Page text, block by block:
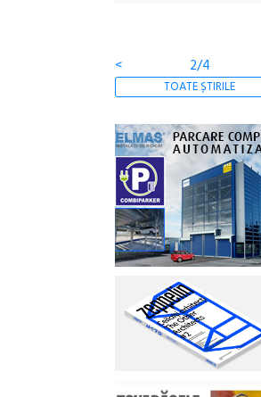
< 2/4
TOATE ȘTIRILE